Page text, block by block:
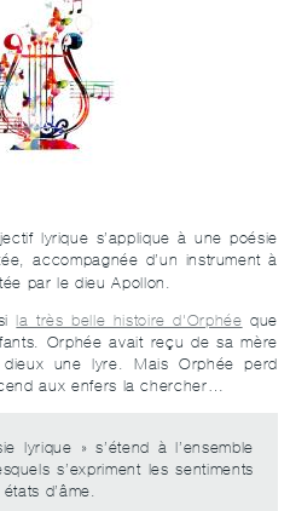
lyrique s’applique à une poésie
accompagnée d’un instrument à
par le dieu Apollon.
la très belle histoire d'Orphée que
Orphée avait reçu de sa mère
une lyre. Mais Orphée perd
aux enfers la chercher…
lyrique » s’étend à l’ensemble
s’expriment les sentiments
d’âme.